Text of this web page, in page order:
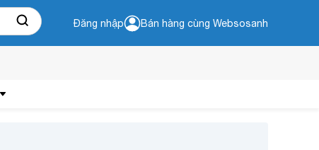
Đăng nhập Bán hàng cùng Websosanh